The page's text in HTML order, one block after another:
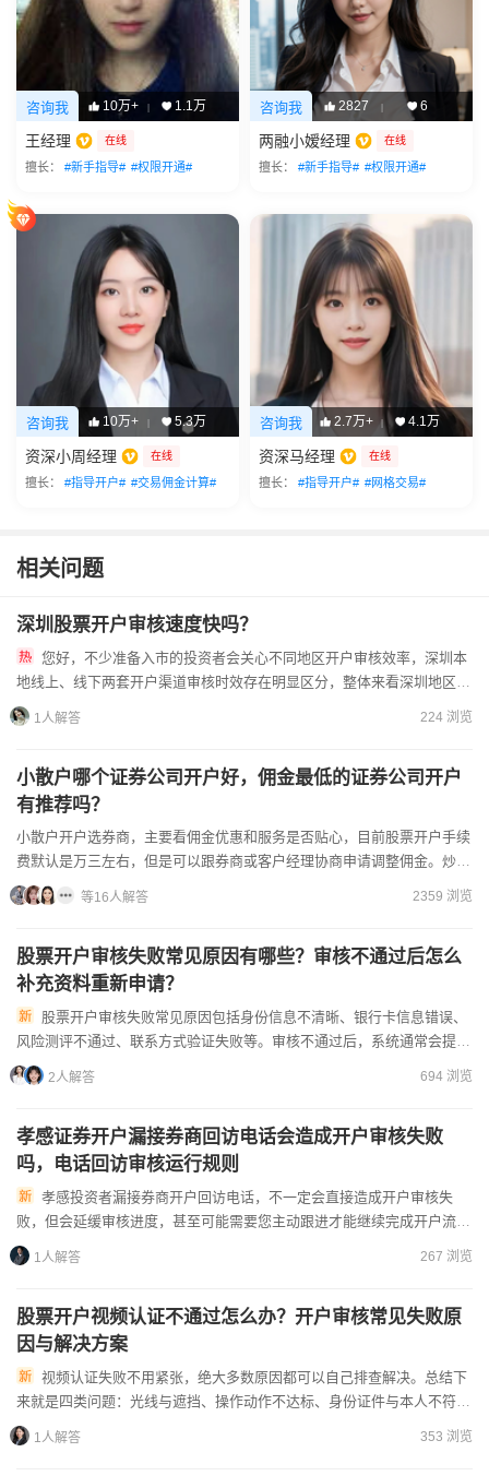
咨询我 10万+ | 1.1万
王经理 在线
擅长： #新手指导# #权限开通#
咨询我 2827 | 6
两融小嫒经理 在线
擅长： #新手指导# #权限开通#
咨询我 10万+ | 5.3万
资深小周经理 在线
擅长： #指导开户# #交易佣金计算#
咨询我 2.7万+ | 4.1万
资深马经理 在线
擅长： #指导开户# #网格交易#
相关问题
深圳股票开户审核速度快吗？
地线上、线下两套开户渠道审核时效存在明显区分，整体来看深圳地区账
户审核流程标准化，监管系统数据同步效率更高，但审核快慢也会受...
1人解答 224 浏览
小散户哪个证券公司开户好，佣金最低的证券公司开户
有推荐吗？
小散户开户选券商，主要看佣金优惠和服务是否贴心，目前股票开户手续
费默认是万三左右，但是可以跟券商或客户经理协商申请调整佣金。炒股
开户手机上即可操作，网上开户佣金比较低的哦，可以提前联系...
等16人解答 2359 浏览
股票开户审核失败常见原因有哪些？审核不通过后怎么
补充资料重新申请？
风险测评不通过、联系方式验证失败等。审核不通过后，系统通常会提示
具体原因，您可以根据提示重新上传清晰的身份照片、确认银行卡信...
2人解答 694 浏览
孝感证券开户漏接券商回访电话会造成开户审核失败
吗，电话回访审核运行规则
败，但会延缓审核进度，甚至可能需要您主动跟进才能继续完成开户流
程。咱们拆解下回访的运行规则和应对方法哈首先，回访是监管要求的
开...
1人解答 267 浏览
股票开户视频认证不通过怎么办？开户审核常见失败原
因与解决方案
来就是四类问题：光线与遮挡、操作动作不达标、身份证件与本人不符、
网络和设备故障——按对应的调整方法逐一排除，通常1-2次就能...
1人解答 353 浏览